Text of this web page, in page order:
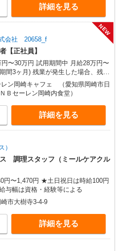
詳細を見る
会社 20658_f
NEW
【正社員】
試用期間中 月給28万円〜
発生した場合、残業
で別途支給します。 ※給与は経験や
じて決定します。
レン岡崎キャフェ （愛知県岡崎市日
セーレン岡崎内食堂）
詳細を見る
）
調理スタッフ（ミールケアクル
円 ★土日祝日は時給100円
与幅は資格・経験等による
市大樹寺3-4-9
詳細を見る